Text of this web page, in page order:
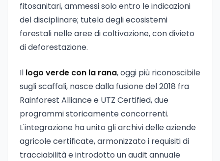
fitosanitari, ammessi solo entro le indicazioni
del disciplinare; tutela degli ecosistemi
forestali nelle aree di coltivazione, con divieto
di deforestazione.
Il logo verde con la rana, oggi più riconoscibile
sugli scaffali, nasce dalla fusione del 2018 fra
Rainforest Alliance e UTZ Certified, due
programmi storicamente concorrenti.
L'integrazione ha unito gli archivi delle aziende
agricole certificate, armonizzato i requisiti di
tracciabilità e introdotto un audit annuale